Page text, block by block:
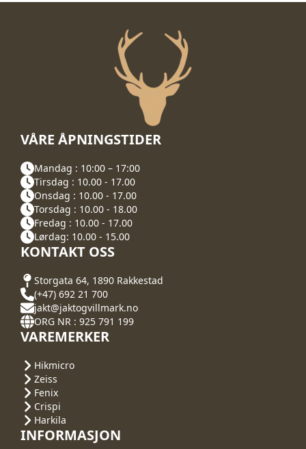
VÅRE ÅPNINGSTIDER
Mandag : 10:00 – 17:00
Tirsdag : 10.00 - 17.00
Onsdag : 10.00 - 17.00
Torsdag : 10.00 - 18.00
Fredag : 10.00 - 17.00
Lørdag: 10.00 - 15.00
KONTAKT OSS
Storgata 64, 1890 Rakkestad
(+47) 692 21 700
jakt@jaktogvillmark.no
ORG NR : 925 791 199
VAREMERKER
Hikmicro
Zeiss
Fenix
Crispi
Harkila
INFORMASJON